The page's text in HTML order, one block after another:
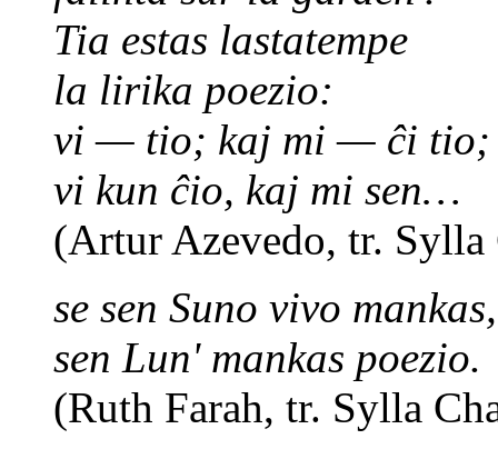
Tia estas lastatempe
la lirika poezio:
vi — tio; kaj mi — ĉi tio;
vi kun ĉio, kaj mi sen…
(Artur Azevedo, tr. Sylla
se sen Suno vivo mankas,
sen Lun' mankas poezio.
(Ruth Farah, tr. Sylla